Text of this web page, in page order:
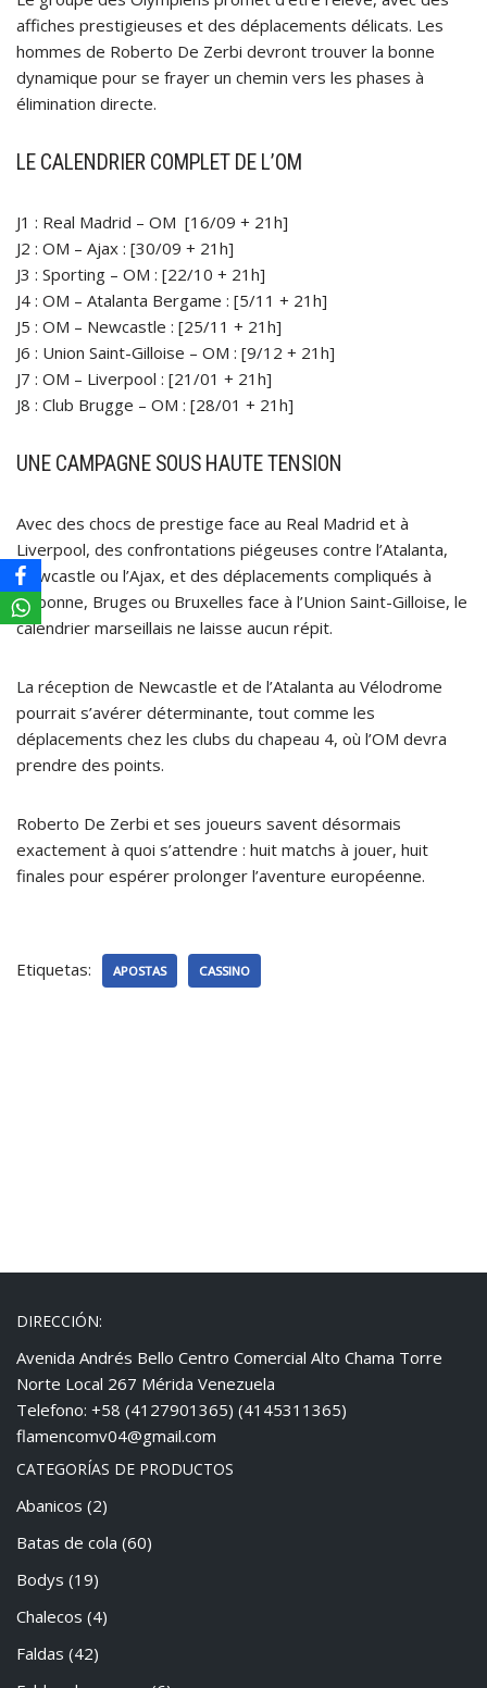
affiches prestigieuses et des déplacements délicats. Les
hommes de Roberto De Zerbi devront trouver la bonne
dynamique pour se frayer un chemin vers les phases à
élimination directe.
LE CALENDRIER COMPLET DE L’OM
J1 : Real Madrid – OM [16/09 + 21h]
J2 : OM – Ajax : [30/09 + 21h]
J3 : Sporting – OM : [22/10 + 21h]
J4 : OM – Atalanta Bergame : [5/11 + 21h]
J5 : OM – Newcastle : [25/11 + 21h]
J6 : Union Saint-Gilloise – OM : [9/12 + 21h]
J7 : OM – Liverpool : [21/01 + 21h]
J8 : Club Brugge – OM : [28/01 + 21h]
UNE CAMPAGNE SOUS HAUTE TENSION
Avec des chocs de prestige face au Real Madrid et à
Liverpool, des confrontations piégeuses contre l’Atalanta,
Newcastle ou l’Ajax, et des déplacements compliqués à
Lisbonne, Bruges ou Bruxelles face à l’Union Saint-Gilloise, le
calendrier marseillais ne laisse aucun répit.
La réception de Newcastle et de l’Atalanta au Vélodrome
pourrait s’avérer déterminante, tout comme les
déplacements chez les clubs du chapeau 4, où l’OM devra
prendre des points.
Roberto De Zerbi et ses joueurs savent désormais
exactement à quoi s’attendre : huit matchs à jouer, huit
finales pour espérer prolonger l’aventure européenne.
Etiquetas: APOSTAS CASSINO
DIRECCIÓN:
Avenida Andrés Bello Centro Comercial Alto Chama Torre
Norte Local 267 Mérida Venezuela
Telefono: +58 (4127901365) (4145311365)
flamencomv04@gmail.com
CATEGORÍAS DE PRODUCTOS
Abanicos (2)
Batas de cola (60)
Bodys (19)
Chalecos (4)
Faldas (42)